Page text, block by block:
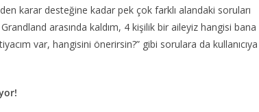
karar desteğine kadar pek çok farklı alandaki soruları
arasında kaldım, 4 kişilik bir aileyiz hangisi bana
var, hangisini önerirsin?” gibi sorulara da kullanıcıya